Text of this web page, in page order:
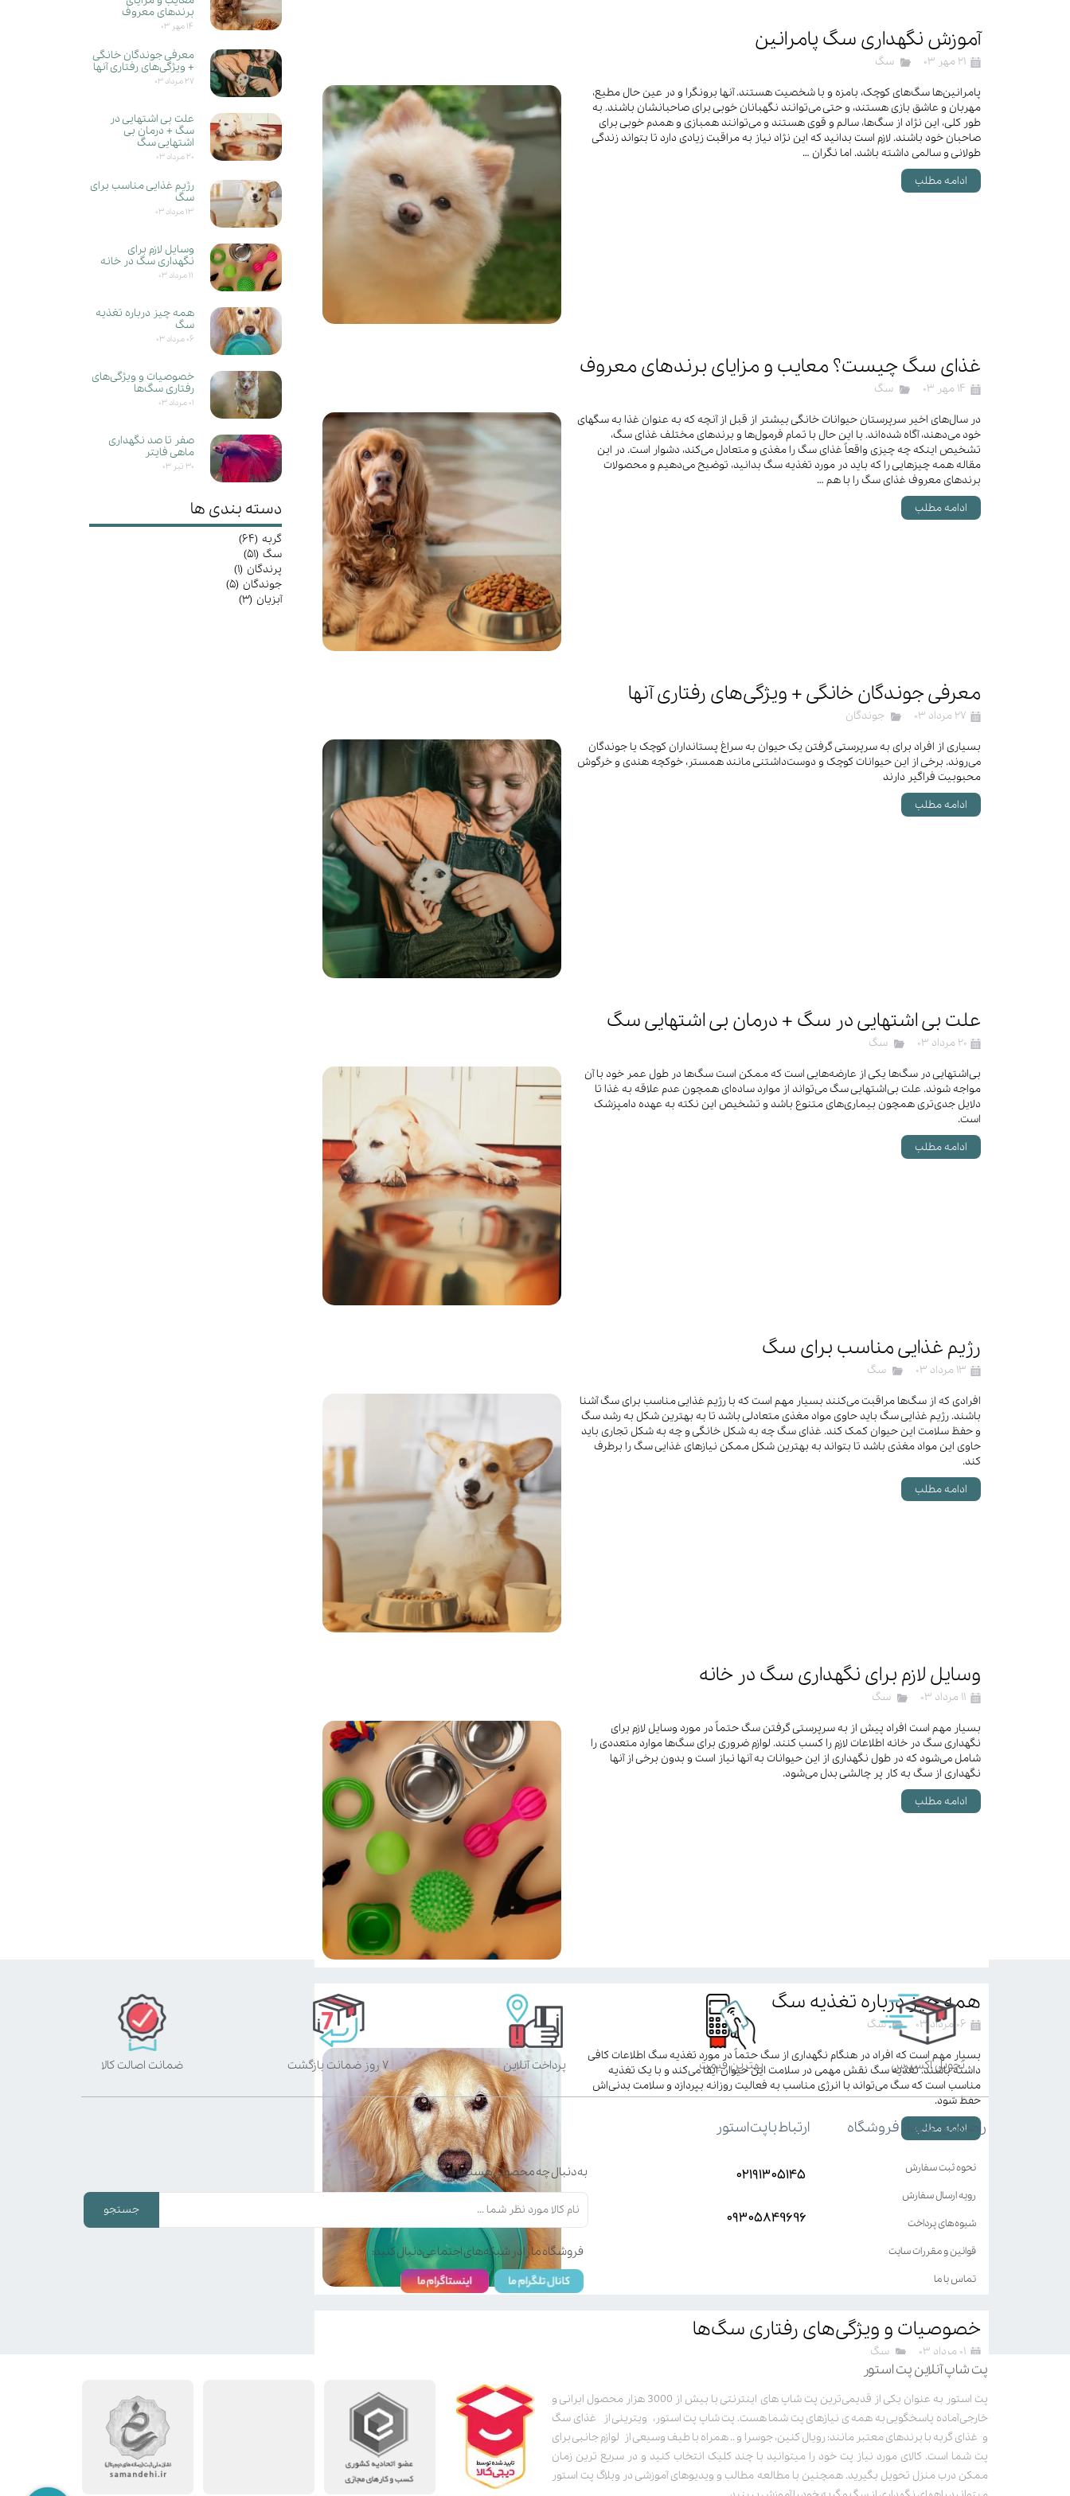
آموزش نگهداری سگ پامرانین‌
۲۱ مهر ۰۳ سگ
پامرانین‌ها سگ‌های کوچک، بامزه‌ و با شخصیت هستند. آنها برونگرا و در عین حال مطیع،
مهربان و عاشق بازی هستند، و حتی می‌توانند نگهبانان خوبی برای صاحبانشان باشند. به
طور کلی، این نژاد از سگ‌ها، سالم و قوی هستند و می‌توانند همبازی و همدم خوبی برای
صاحبان خود باشند. لازم است بدانید که این نژاد نیاز به مراقبت زیادی دارد تا بتواند زندگی
طولانی و سالمی داشته باشد. اما نگران …
ادامه مطلب
غذای سگ چیست؟ معایب و مزایای برندهای معروف
۱۴ مهر ۰۳ سگ
در سال‌های اخیر سرپرستان حیوانات خانگی بیشتر از قبل از آنچه که به عنوان غذا به سگ‎های
خود می‌دهند، آگاه شده‌اند. با این حال با تمام فرمول‌ها و برندهای مختلف غذای سگ،
تشخیص اینکه چه چیزی واقعاً غذای سگ را مغذی و متعادل می‌کند، دشوار است. در این
مقاله همه چیزهایی را که باید در مورد تغذیه سگ بدانید، توضیح می‌دهیم و محصولات
برندهای معروف غذای سگ را با هم …
ادامه مطلب
معرفی جوندگان خانگی + ویژگی‌های رفتاری آنها
۲۷ مرداد ۰۳ جوندگان
بسیاری از افراد برای به سرپرستی گرفتن یک حیوان به سراغ پستانداران کوچک یا جوندگان
می‌روند. برخی از این حیوانات کوچک و دوست‌داشتنی مانند همستر، خوکچه هندی و خرگوش
محبوبیت فراگیر دارند
ادامه مطلب
علت بی اشتهایی در سگ + درمان بی اشتهایی سگ
۲۰ مرداد ۰۳ سگ
بی‌اشتهایی در سگ‌ها یکی از عارضه‌هایی است که ممکن است سگ‌ها در طول عمر خود با آن
مواجه شوند. علت بی‌اشتهایی سگ می‌تواند از موارد ساده‌ای همچون عدم علاقه به غذا تا
دلایل جدی‌تری همچون بیماری‌های متنوع باشد و تشخیص این نکته به عهده دامپزشک
است.
ادامه مطلب
رژیم غذایی مناسب برای سگ
۱۳ مرداد ۰۳ سگ
افرادی که از سگ‌ها مراقبت می‌کنند بسیار مهم است که با رژیم غذایی مناسب برای سگ آشنا
باشند. رژیم غذایی سگ باید حاوی مواد مغذی متعادلی باشد تا به بهترین شکل به رشد سگ
و حفظ سلامت این حیوان کمک کند. غذای سگ چه به شکل خانگی و چه به شکل تجاری باید
حاوی این مواد مغذی باشد تا بتواند به بهترین شکل ممکن نیازهای غذایی سگ را برطرف
کند.
ادامه مطلب
وسایل لازم برای نگهداری سگ در خانه
۱۱ مرداد ۰۳ سگ
بسیار مهم است افراد پیش از به سرپرستی گرفتن سگ حتماً در مورد وسایل لازم برای
نگهداری سگ در خانه اطلاعات لازم را کسب کنند. لوازم ضروری برای سگ‌ها موارد متعددی را
شامل می‌شود که در طول نگهداری از این حیوانات به آنها نیاز است و بدون برخی از آنها
نگهداری از سگ به کار پر چالشی بدل می‌شود.
ادامه مطلب
همه چیز درباره تغذیه سگ
۰۶ مرداد ۰۳ سگ
بسیار مهم است که افراد در هنگام نگهداری از سگ حتماً در مورد تغذیه سگ اطلاعات کافی
داشته باشند. تغذیه سگ نقش مهمی در سلامت این حیوان ایفا می‌کند و با یک تغذیه
مناسب است که سگ می‌تواند با انرژی مناسب به فعالیت روزانه بپردازد و سلامت بدنی‌اش
حفظ شود.
ادامه مطلب
خصوصیات و ویژگی‌های رفتاری سگ‌ها
۰۱ مرداد ۰۳ سگ
سیار مهم است که افراد پیش از به سرپرستی گرفتن سگ با خصوصیات و ویژگی‌های رفتاری
سگ‌ها آشنا باشند. شناخت این خصوصیات و ویژگی‌ها کمک می‌کند تا افراد بتوانند به شکل
بهتری سگ خود را تربیت کنند و به درک بهتری از بسیاری از رفتارهای سگ برسند.
ادامه مطلب
برندهای معروف
۱۴ مهر ۰۳
معرفی جوندگان خانگی
+ ویژگی‌های رفتاری آنها
۲۷ مرداد ۰۳
علت بی اشتهایی در
سگ + درمان بی
اشتهایی سگ
۲۰ مرداد ۰۳
رژیم غذایی مناسب برای
سگ
۱۳ مرداد ۰۳
وسایل لازم برای
نگهداری سگ در خانه
۱۱ مرداد ۰۳
همه چیز درباره تغذیه
سگ
۰۶ مرداد ۰۳
خصوصیات و ویژگی‌های
رفتاری سگ‌ها
۰۱ مرداد ۰۳
صفر تا صد نگهداری
ماهی فایتر
۳۰ تیر ۰۳
دسته بندی ها
گربه (۶۴)
سگ (۵۱)
پرندگان (۱)
جوندگان (۵)
آبزیان (۳)
پت شاپ آنلاین پت استور
پت استور به عنوان یکی از قدیمی‌ترین پت شاپ های اینترنتی با بیش از 3000 هزار محصول ایرانی و
خارجی آماده پاسخگویی به همه ی نیازهای پت شما هست. پت شاپ پت استور، ویترینی از غذای سگ
و غذای گربه با برندهای معتبر مانند: رویال کنین، جوسرا و .. همراه با طیف وسیعی از لوازم جانبی برای
پت شما است. کالای مورد نیاز پت خود را میتوانید با چند کلیک انتخاب کنید و در سریع ترین زمان
ممکن درب منزل تحویل بگیرید. همچنین با مطالعه مطالب و ویدیوهای آموزشی در وبلاگ پت استور
تحویل اکسپرس بهترین قیمت پرداخت آنلاین ۷ روز ضمانت بازگشت ضمانت اصالت کالا
راهنمای خرید از فروشگاه
نحوه ثبت سفارش
رویه ارسال سفارش
شیوه‌های پرداخت
قوانین و مقررات سایت
تماس با ما
ارتباط با پت استور
۰۲۱۹۱۳۰۵۱۴۵
۰۹۳۰۵8۴9696
به دنبال چه محصولی هستید؟
جستجو
فروشگاه ما را در شبکه‌های اجتماعی دنبال کنید: